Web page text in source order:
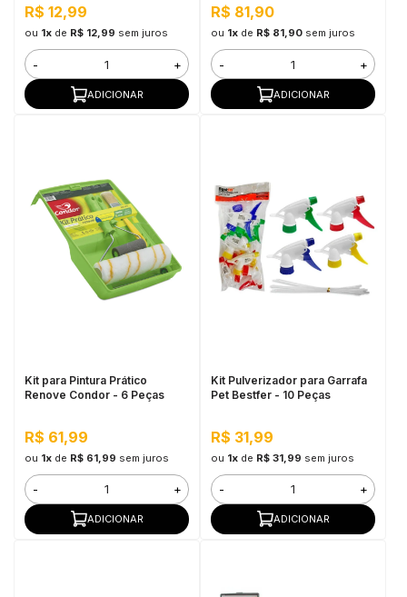
R$ 12,99
ou 1xde R$ 12,99 sem juros
- +
ADICIONAR
R$ 81,90
ou 1xde R$ 81,90 sem juros
- +
ADICIONAR
Kit para Pintura Prático
Renove Condor - 6 Peças
R$ 61,99
ou 1xde R$ 61,99 sem juros
- +
ADICIONAR
Kit Pulverizador para Garrafa
Pet Bestfer - 10 Peças
R$ 31,99
ou 1xde R$ 31,99 sem juros
- +
ADICIONAR